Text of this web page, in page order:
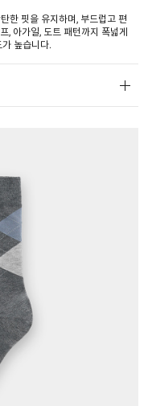
한 핏을 유지하며, 부드럽고 편
, 아가일, 도트 패턴까지 폭넓게
높습니다.